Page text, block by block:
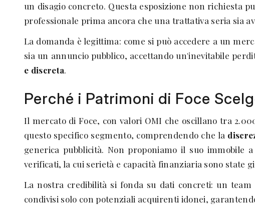
un disagio concreto. Questa esposizione non richiesta
professionale prima ancora che una trattativa seria sia
La domanda è legittima: come si può accedere a un
sia un annuncio pubblico, accettando un'inevitabile
e discreta.
Perché i Patrimoni di Foce
Il mercato di Foce, con valori OMI che oscillano tra
questo specifico segmento, comprendendo che la
generica pubblicità. Non proponiamo il suo
verificati, la cui serietà e capacità finanziaria sono state
La nostra credibilità si fonda su dati concreti: un team
condivisi solo con potenziali acquirenti idonei,